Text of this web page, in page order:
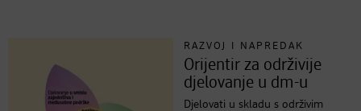
RAZVOJ I NAPREDAK
Orijentir za održivije
djelovanje u dm-u
Djelovati u skladu s održivim